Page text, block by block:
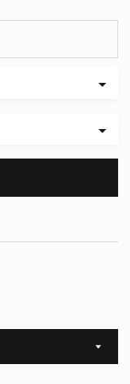
Sort